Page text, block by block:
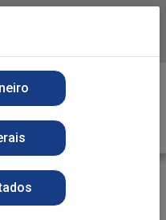
o APP da Playvender
CALCIO